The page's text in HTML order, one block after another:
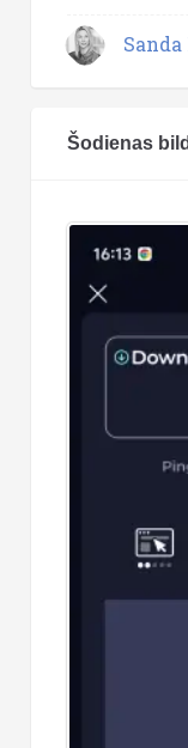
Šodienas